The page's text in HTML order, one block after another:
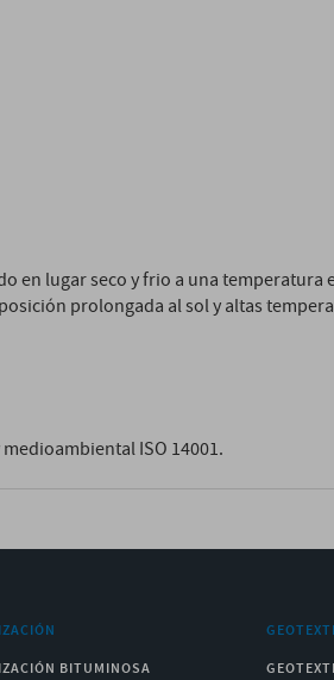
en lugar seco y frio a una temperatura
prolongada al sol y altas
ISO 14001.
BITUMINOSA